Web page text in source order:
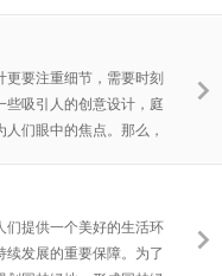
更要注重细节，需要时刻
些吸引人的创意设计，庭
们眼中的焦点。那么，
们提供一个美好的生活环
发展的重要保障。为了